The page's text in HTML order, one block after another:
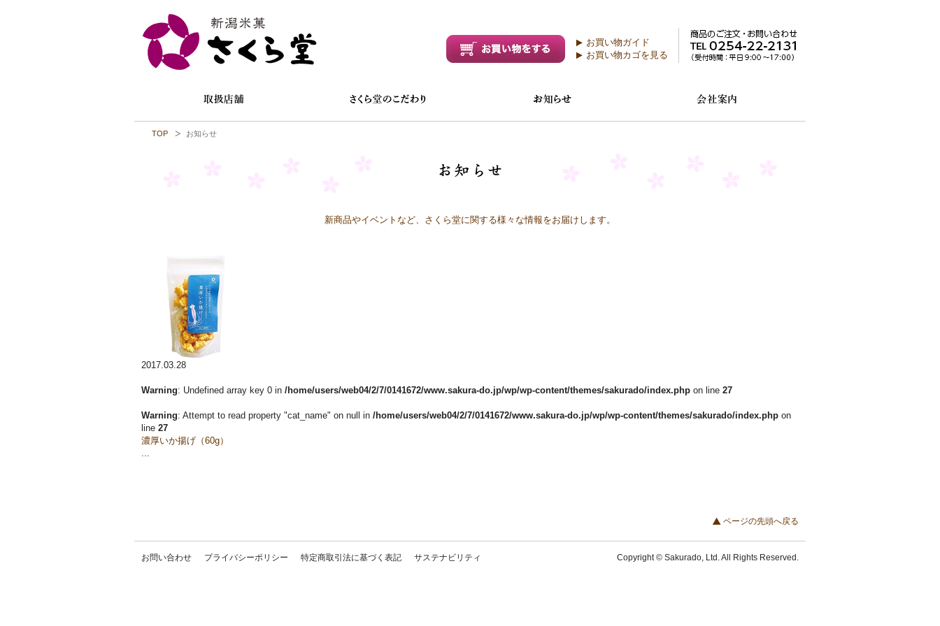
お買い物ガイド
お買い物カゴを見る
TOP お知らせ
新商品やイベントなど、さくら堂に関する様々な情報をお届けします。
2017.03.28
Warning: Undefined array key 0 in /home/users/web04/2/7/0141672/www.sakura-do.jp/wp/wp-content/themes/sakurado/index.php on line 27
Warning: Attempt to read property "cat_name" on null in /home/users/web04/2/7/0141672/www.sakura-do.jp/wp/wp-content/themes/sakurado/index.php on
line 27
濃厚いか揚げ（60g）
...
ページの先頭へ戻る
お問い合わせ プライバシーポリシー 特定商取引法に基づく表記 サステナビリティ Copyright © Sakurado, Ltd. All Rights Reserved.